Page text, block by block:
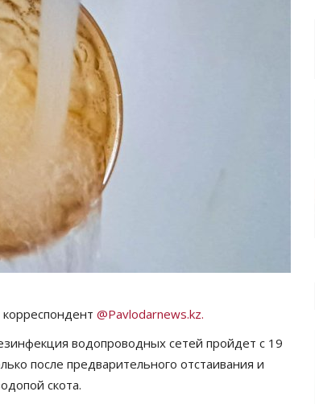
@Pavlodarnews.kz.
водопроводных сетей пройдет с 19
после предварительного отстаивания и
скота.